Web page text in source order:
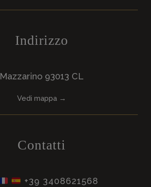
Indirizzo
Mazzarino 93013 CL
Vedi mappa →
Contatti
+39 3408621568